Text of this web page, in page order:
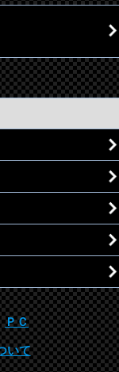
ＰＣ
いて